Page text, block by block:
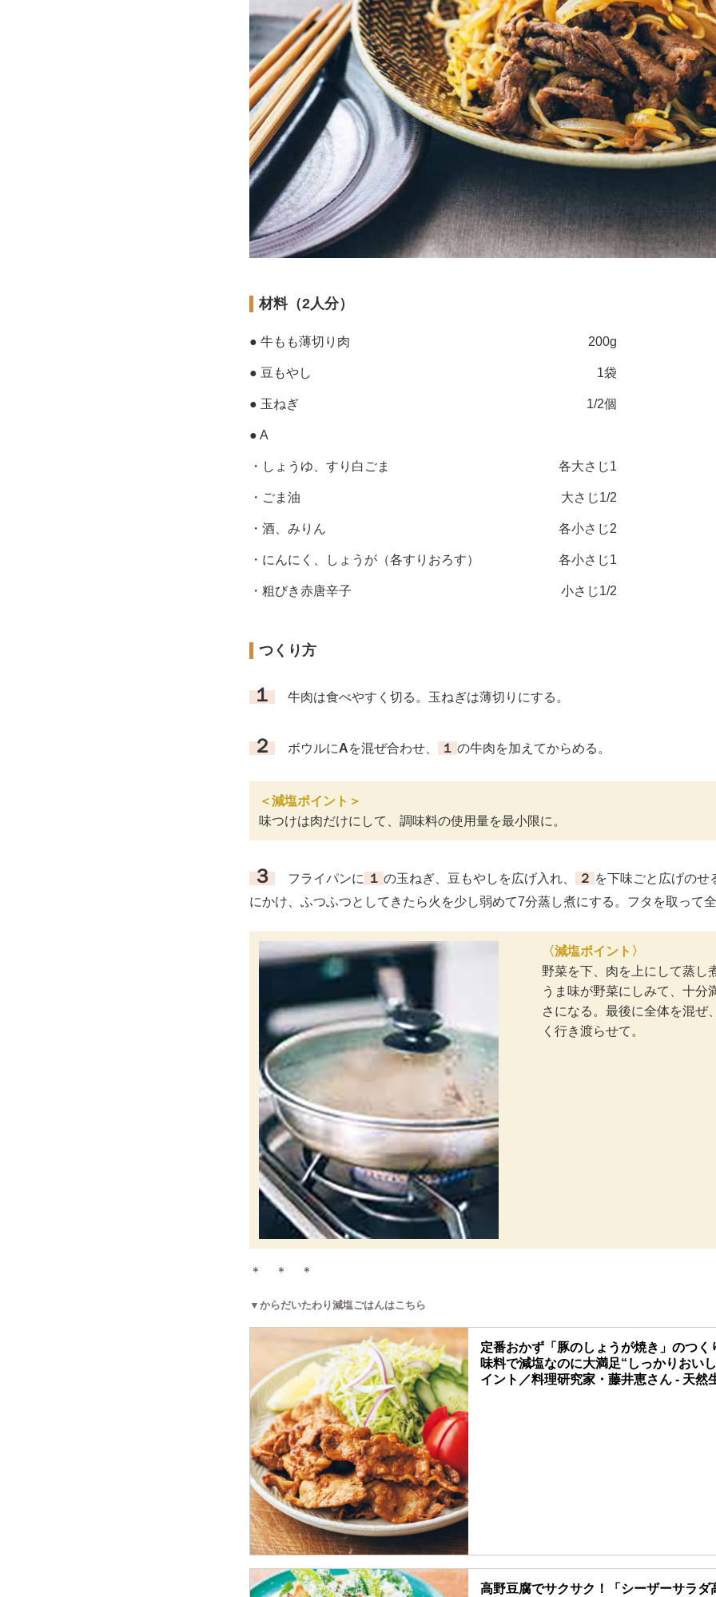
材料（2人分）
● 牛もも薄切り肉 200g
● 豆もやし 1袋
● 玉ねぎ 1/2個
● A
・しょうゆ、すり白ごま 各大さじ1
・ごま油 大さじ1/2
・酒、みりん 各小さじ2
・にんにく、しょうが（各すりおろす） 各小さじ1
・粗びき赤唐辛子 小さじ1/2
つくり方
１ 牛肉は食べやすく切る。玉ねぎは薄切りにする。
２ ボウルにAを混ぜ合わせ、 １ の牛肉を加えてからめる。
＜減塩ポイント＞
味つけは肉だけにして、調味料の使用量を最小限に。
３ フライパンに １ の玉ねぎ、豆もやしを広げ入れ、 ２ を下味ごと広げのせ
にかけ、ふつふつとしてきたら火を少し弱めて7分蒸し煮にする。フタを取って全
〈減塩ポイント〉
野菜を下、肉を上にして蒸し
うま味が野菜にしみて、十分
さになる。最後に全体を混ぜ
く行き渡らせて。
＊ ＊ ＊
▼からだいたわり減塩ごはんはこちら
定番おかず「豚のしょうが焼き」のつく
味料で減塩なのに大満足“しっかりおい
イント／料理研究家・藤井恵さん - 天然
高野豆腐でサクサク！「シーザーサラダ